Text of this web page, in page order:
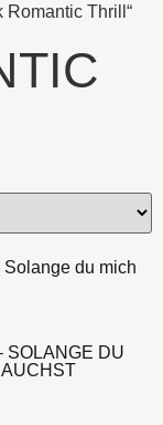
Romantic Thrill“
SOLANGE DU